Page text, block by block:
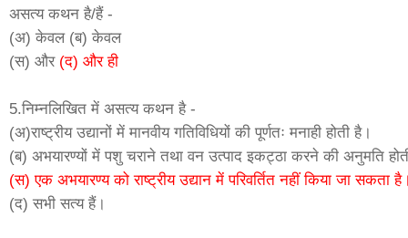
असत्य कथन है/हैं -
(अ) केवल (ब) केवल
(स) और (द) और ही
5.निम्नलिखित में असत्य कथन है -
(अ)राष्ट्रीय उद्यानों में मानवीय गतिविधियों की पूर्णतः मनाही होती है।
(ब) अभयारण्यों में पशु चराने तथा वन उत्पाद इकट्ठा करने की अनुमति
(स) एक अभयारण्य को राष्ट्रीय उद्यान में परिवर्तित नहीं किया जा सकता
(द) सभी सत्य हैं।